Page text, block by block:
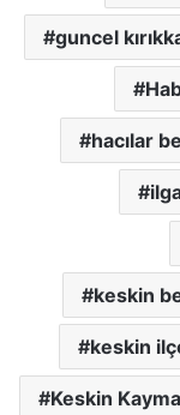
guncel
hacılar
keskin
keskin
Keskin